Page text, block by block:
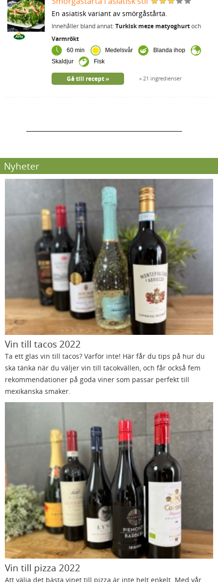
En asiatisk variant av smörgåstårta.
Innehåller bland annat:Turkisk meze matyoghurtoch
Varmrökt
60 min Medelsvår
Blanda ihop
Skaldjur
Fisk
21 ingredienser
Gå till recept
Nyheter
Vin till tacos 2022
Ta ett glas vin till tacos? Varför inte! Här får du tips på hur du
ska tänka när du väljer vin till tacokvällen, och får också fem
rekommendationer på goda viner som passar perfekt till
mexikanska smaker.
Vin till pizza 2022
Att välja det bästa vinet till pizza är inte helt enkelt. Med vår